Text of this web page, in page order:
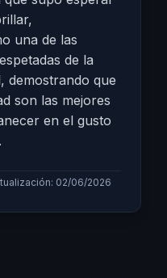
una de las
de la
demostrando que
son las mejores
en el gusto
02/06/2026